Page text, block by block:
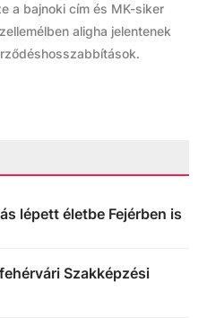
a bajnoki cím és MK-siker
aligha jelentenek
lépett életbe Fejérben is
Szakképzési